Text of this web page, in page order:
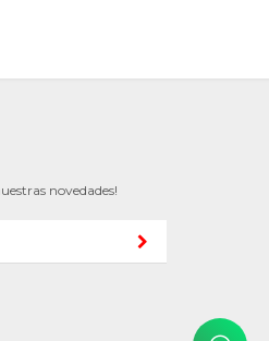
novedades!